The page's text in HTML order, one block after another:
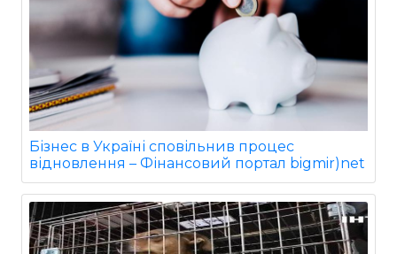
Бізнес в Україні сповільнив процес
відновлення – Фінансовий портал bigmir)net